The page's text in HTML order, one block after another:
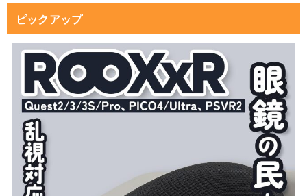
ピックアップ